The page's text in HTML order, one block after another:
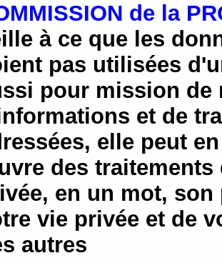
de la
à ce que les
pas utilisées
pour mission de
et de
elle peut
des traitements
en un mot,
vie privée et de
autres